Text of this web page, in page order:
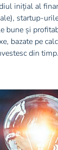
inițial al
startup-
bune și
bazate pe
din timp.